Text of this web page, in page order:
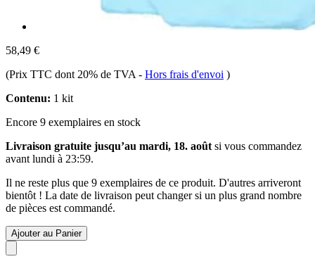
58,49 €
(Prix TTC dont 20% de TVA - Hors frais d'envoi )
Contenu: 1 kit
Encore 9 exemplaires en stock
Livraison gratuite jusqu’au mardi, 18. août si vous commandez
avant lundi à 23:59.
Il ne reste plus que 9 exemplaires de ce produit. D'autres arriveront
bientôt ! La date de livraison peut changer si un plus grand nombre
de pièces est commandé.
Ajouter au Panier